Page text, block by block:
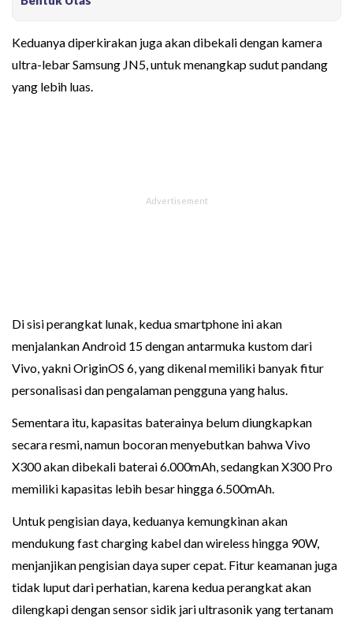
Keduanya diperkirakan juga akan dibekali dengan kamera
ultra-lebar Samsung JN5, untuk menangkap sudut pandang
yang lebih luas.
Di sisi perangkat lunak, kedua smartphone ini akan
menjalankan Android 15 dengan antarmuka kustom dari
Vivo, yakni OriginOS 6, yang dikenal memiliki banyak fitur
personalisasi dan pengalaman pengguna yang halus.
Sementara itu, kapasitas baterainya belum diungkapkan
secara resmi, namun bocoran menyebutkan bahwa Vivo
X300 akan dibekali baterai 6.000mAh, sedangkan X300 Pro
memiliki kapasitas lebih besar hingga 6.500mAh.
Untuk pengisian daya, keduanya kemungkinan akan
mendukung fast charging kabel dan wireless hingga 90W,
menjanjikan pengisian daya super cepat. Fitur keamanan juga
tidak luput dari perhatian, karena kedua perangkat akan
dilengkapi dengan sensor sidik jari ultrasonik yang tertanam